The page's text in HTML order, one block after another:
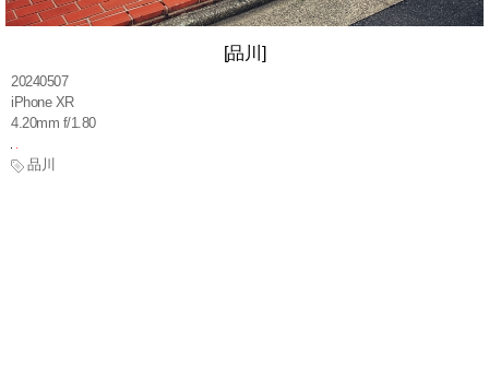
[品川]
20240507
iPhone XR
4.20mm f/1.80
品川